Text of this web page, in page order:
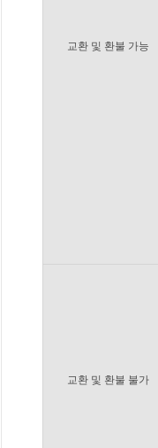
교환 및 환불 가능
교환 및 환불 불가